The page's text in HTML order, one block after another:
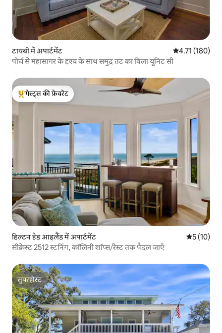
टायबी में अपार्टमेंट औसत रेटिंग 5 में से
4.71 (180)
पोर्च से महासागर के दृश्य के साथ समुद्र तट का विला यूनिट सी
गेस्ट्स का टॉप फ़ेवरेट
गेस्ट्स की फ़ेवरेट
हिल्टन हेड आइलैंड में अपार्टमेंट औसत रेटिंग
5 (10)
सीक्रेस्ट 2512 स्टनिंग, कॉलिनी शॉप्स/रेस्ट तक पैदल जाएँ
सुपरहोस्ट
सुपरहोस्ट